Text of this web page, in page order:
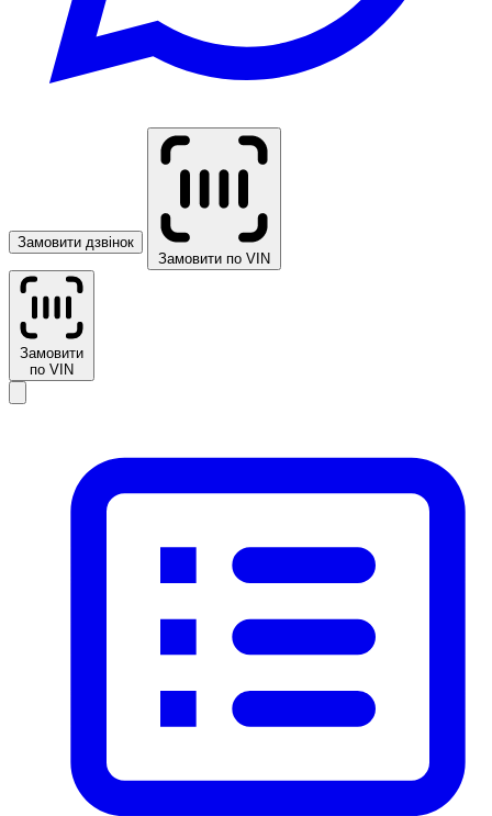
Замовити дзвінок
Замовити по VIN
Замовити
по VIN